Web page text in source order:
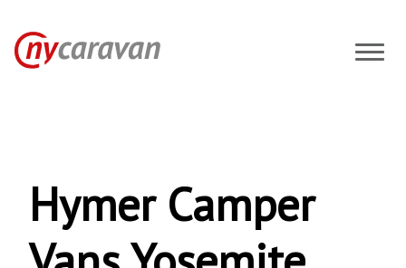
Camper
Bobiler
Hymer Camper